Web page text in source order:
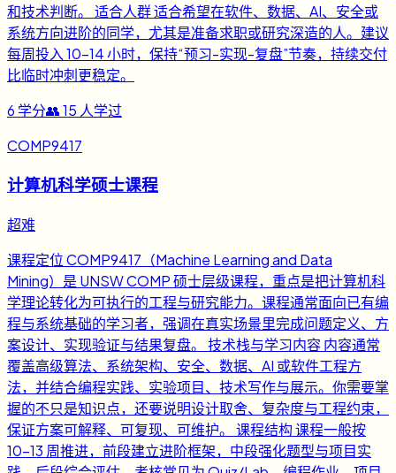
和技术判断。 适合人群 适合希望在软件、数据、AI、安全或
系统方向进阶的同学，尤其是准备求职或研究深造的人。建议
每周投入 10-14 小时，保持“预习-实现-复盘”节奏，持续交付
比临时冲刺更稳定。
6 学分👥15 人学过
COMP9417
计算机科学硕士课程
超难
课程定位 COMP9417（Machine Learning and Data
Mining）是 UNSW COMP 硕士层级课程，重点是把计算机科
学理论转化为可执行的工程与研究能力。课程通常面向已有编
程与系统基础的学习者，强调在真实场景里完成问题定义、方
案设计、实现验证与结果复盘。 技术栈与学习内容 内容通常
覆盖高级算法、系统架构、安全、数据、AI 或软件工程方
法，并结合编程实践、实验项目、技术写作与展示。你需要掌
握的不只是知识点，还要说明设计取舍、复杂度与工程约束，
保证方案可解释、可复现、可维护。 课程结构 课程一般按
10-13 周推进，前段建立进阶框架，中段强化题型与项目实